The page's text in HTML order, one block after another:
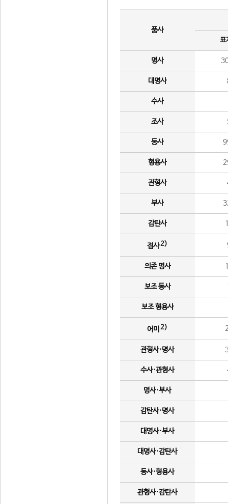
품사
표
명사
대명사
수사
조사
동사
형용사
관형사
부사
감탄사
접사2)
의존 명사
보조 동사
보조 형용사
어미 2)
관형사·명사
수사·관형사
명사·부사
감탄사·명사
대명사·부사
대명사·감탄사
동사·형용사
관형사·감탄사